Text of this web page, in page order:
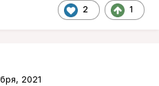
2 1
2021